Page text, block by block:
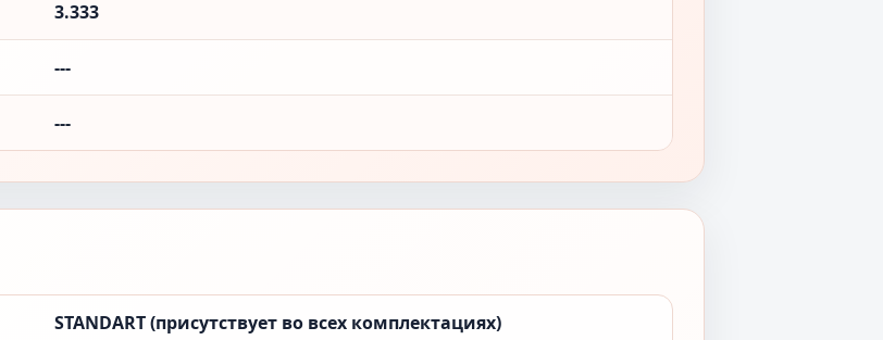
3.333
---
---
STANDART (присутствует во всех комплектациях)